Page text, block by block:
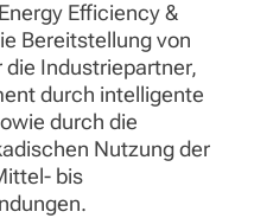
Efficiency &
Bereitstellung von
Industriepartner,
durch intelligente
durch die
Nutzung der
bis